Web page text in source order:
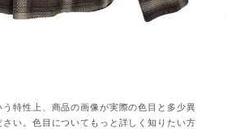
特性上、商品の画像が実際の色目と多少異
い。色目についてもっと詳しく知りたい方